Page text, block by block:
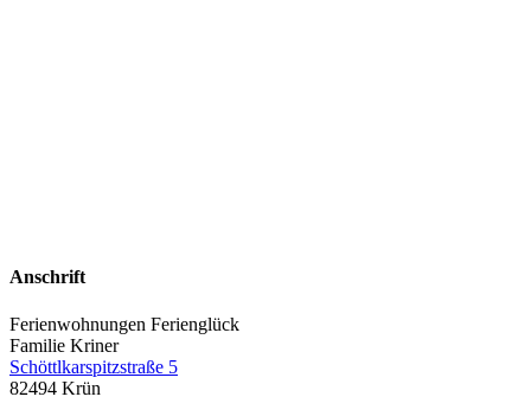
Anschrift
Ferienwohnungen Ferienglück
Familie Kriner
Schöttlkarspitzstraße 5
82494 Krün